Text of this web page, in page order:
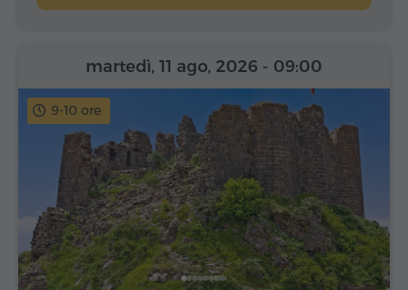
9-10 ore
martedì, 11 ago, 2026 - 09:00